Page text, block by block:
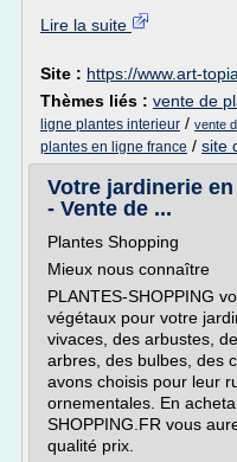
Lire la suite
Site : https://www.art-
Thèmes liés : vente de
ligne plantes interieur / vente
plantes en ligne france / site
Votre jardinerie
- Vente de ...
Plantes Shopping
Mieux nous connaître
PLANTES-SHOPPING
végétaux pour votre
vivaces, des arbustes,
arbres, des bulbes, des
avons choisis pour leur
ornementales. En
SHOPPING.FR vous
qualité prix.